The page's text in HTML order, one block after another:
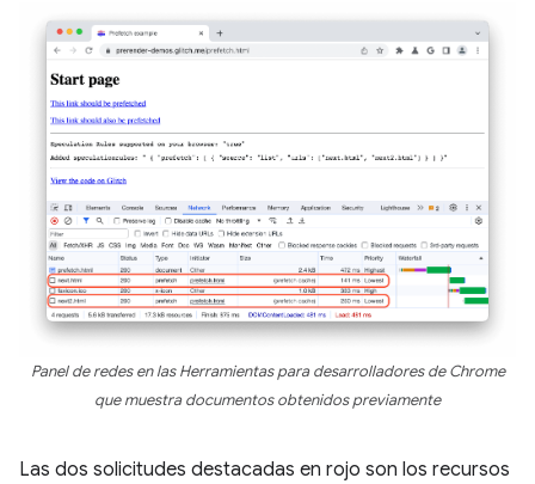
Panel de redes en las Herramientas para desarrolladores de Chrome
que muestra documentos obtenidos previamente
Las dos solicitudes destacadas en rojo son los recursos